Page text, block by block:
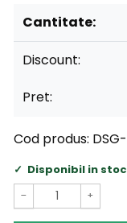
Cantitate:
Discount:
Pret:
Cod produs:
Disponibil in stoc
− +